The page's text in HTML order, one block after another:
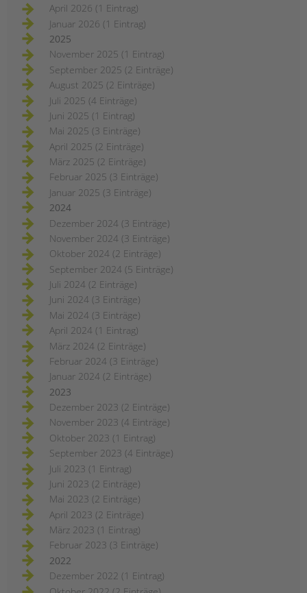
April 2026 (1 Eintrag)
Januar 2026 (1 Eintrag)
2025
November 2025 (1 Eintrag)
September 2025 (2 Einträge)
August 2025 (2 Einträge)
Juli 2025 (4 Einträge)
Juni 2025 (1 Eintrag)
Mai 2025 (3 Einträge)
April 2025 (2 Einträge)
März 2025 (2 Einträge)
Februar 2025 (3 Einträge)
Januar 2025 (3 Einträge)
2024
Dezember 2024 (3 Einträge)
November 2024 (3 Einträge)
Oktober 2024 (2 Einträge)
September 2024 (5 Einträge)
Juli 2024 (2 Einträge)
Juni 2024 (3 Einträge)
Mai 2024 (3 Einträge)
April 2024 (1 Eintrag)
März 2024 (2 Einträge)
Februar 2024 (3 Einträge)
Januar 2024 (2 Einträge)
2023
Dezember 2023 (2 Einträge)
November 2023 (4 Einträge)
Oktober 2023 (1 Eintrag)
September 2023 (4 Einträge)
Juli 2023 (1 Eintrag)
Juni 2023 (2 Einträge)
Mai 2023 (2 Einträge)
April 2023 (2 Einträge)
März 2023 (1 Eintrag)
Februar 2023 (3 Einträge)
2022
Dezember 2022 (1 Eintrag)